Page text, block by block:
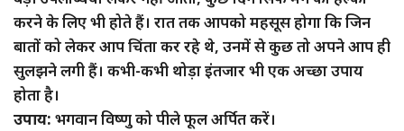
करने के लिए भी होते हैं। रात तक आपको महसूस होगा कि जिन
बातों को लेकर आप चिंता कर रहे थे, उनमें से कुछ तो अपने आप ही
सुलझने लगी हैं। कभी-कभी थोड़ा इंतजार भी एक अच्छा उपाय
होता है।
उपाय: भगवान विष्णु को पीले फूल अर्पित करें।